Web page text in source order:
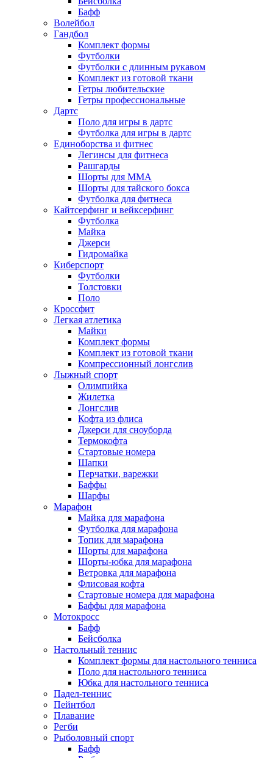
Бафф
Волейбол
Гандбол
Комплект формы
Футболки
Футболки с длинным рукавом
Комплект из готовой ткани
Гетры любительские
Гетры профессиональные
Дартс
Поло для игры в дартс
Футболка для игры в дартс
Единоборства и фитнес
Легинсы для фитнеса
Рашгарды
Шорты для MMA
Шорты для тайского бокса
Футболка для фитнеса
Кайтсерфинг и вейксерфинг
Футболка
Майка
Джерси
Гидромайка
Киберспорт
Футболки
Толстовки
Поло
Кроссфит
Легкая атлетика
Майки
Комплект формы
Комплект из готовой ткани
Компрессионный лонгслив
Лыжный спорт
Олимпийка
Жилетка
Лонгслив
Кофта из флиса
Джерси для сноуборда
Термокофта
Стартовые номера
Шапки
Перчатки, варежки
Баффы
Шарфы
Марафон
Майка для марафона
Футболка для марафона
Топик для марафона
Шорты для марафона
Шорты-юбка для марафона
Ветровка для марафона
Флисовая кофта
Стартовые номера для марафона
Баффы для марафона
Мотокросс
Бафф
Бейсболка
Настольный теннис
Комплект формы для настольного тенниса
Поло для настольного тенниса
Юбка для настольного тенниса
Падел-теннис
Пейнтбол
Плавание
Регби
Рыболовный спорт
Бафф